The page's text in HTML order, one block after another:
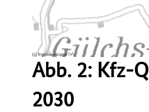
Abb. 2: Kfz-
2030